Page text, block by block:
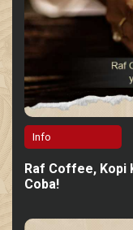
Info
Raf Coffee, Kopi
Coba!